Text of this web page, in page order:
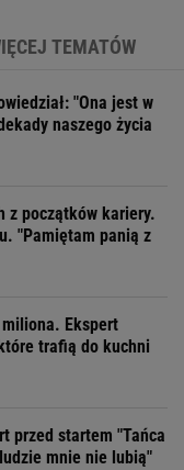
TEMATÓW
"Ona jest w
naszego życia
z początków kariery.
"Pamiętam panią z
Ekspert
trafią do kuchni
przed startem "Tańca
mnie nie lubią"